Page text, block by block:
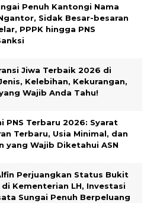
Penuh Kantongi Nama
Sidak Besar-besaran
PPPK hingga PNS
Jiwa Terbaik 2026 di
Kelebihan, Kekurangan,
Wajib Anda Tahu!
PNS Terbaru 2026: Syarat
Terbaru, Usia Minimal, dan
yang Wajib Diketahui ASN
Perjuangkan Status Bukit
Kementerian LH, Investasi
Sungai Penuh Berpeluang